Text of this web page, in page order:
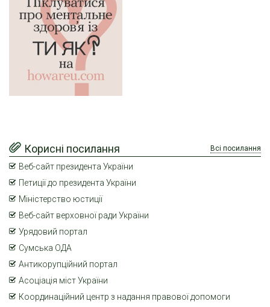
Корисні посилання Всі посилання
Веб-сайт президента України
Петиції до президента України
Міністерство юстиції
Веб-сайт верховної ради України
Урядовий портал
Сумська ОДА
Антикорупційний портал
Асоціація міст України
Координаційний центр з надання правової допомоги